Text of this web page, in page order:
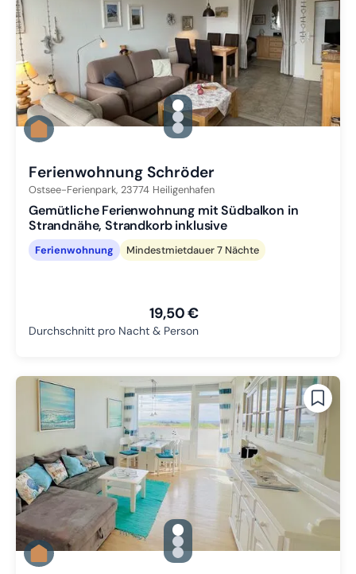
gallery.slide_selector
Zu Slide 1 wechseln
Zu Slide 2 wechseln
Zu Slide 3 wechseln
Ferienwohnung Schröder
Ostsee-Ferienpark, 23774 Heiligenhafen
Gemütliche Ferienwohnung mit Südbalkon in
Strandnähe, Strandkorb inklusive
Ferienwohnung Mindestmietdauer 7 Nächte
19,50 €
Durchschnitt pro Nacht & Person
gallery.slide_selector
Zu Slide 1 wechseln
Zu Slide 2 wechseln
Zu Slide 3 wechseln